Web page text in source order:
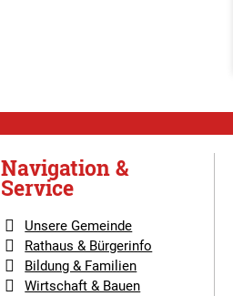
Navigation &
Service
Unsere Gemeinde
Rathaus & Bürgerinfo
Bildung & Familien
Wirtschaft & Bauen